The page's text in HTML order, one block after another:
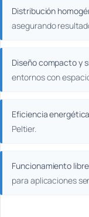
Distribución
asegurando
Diseño compacto y
entornos con
Eficiencia energética
Peltier.
Funcionamiento
para aplicaciones